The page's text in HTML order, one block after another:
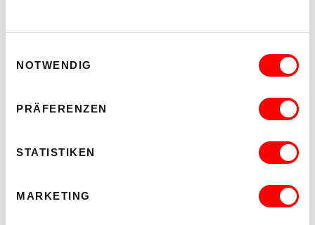
NOTWENDIG
PRÄFERENZEN
STATISTIKEN
MARKETING